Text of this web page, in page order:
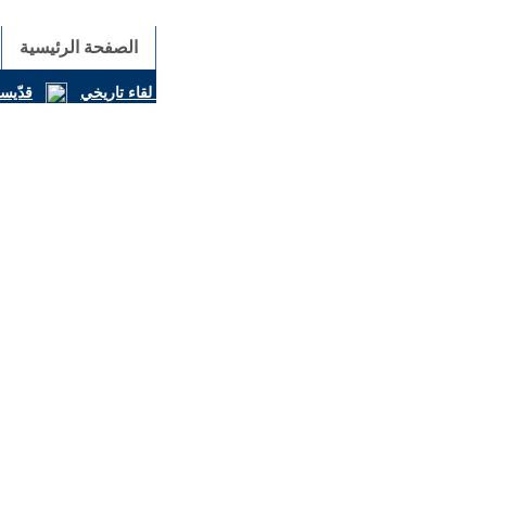
الصفحة الرئيسية
المسيحيون والكونفوشيوسيون يوقّعون إعلانًا مشتركًا في لقاء تاريخي